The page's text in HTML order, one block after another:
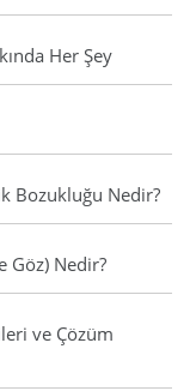
Her Şey
Bozukluğu Nedir?
Göz) Nedir?
ve Çözüm